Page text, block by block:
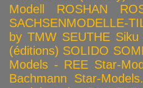
Modell
ROSHAN
SACHSENMODELLE-
by TMW SEUTHE Siku
(éditions) SOLIDO
Models - REE Star-
Bachmann
Star-